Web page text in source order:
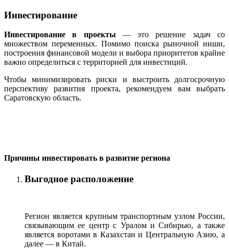
Инвестирование
Инвестирование в проекты — это решение задач со
множеством переменных. Помимо поиска рыночной ниши,
построения финансовой модели и выбора приоритетов крайне
важно определиться с территорией для инвестиций.
Чтобы минимизировать риски и выстроить долгосрочную
перспективу развития проекта, рекомендуем вам выбрать
Саратовскую область.
Причины инвестировать в развитие региона
Выгодное расположение
Регион является крупным транспортным узлом России,
связывающим ее центр с Уралом и Сибирью, а также
является воротами в Казахстан и Центральную Азию, а
далее — в Китай.